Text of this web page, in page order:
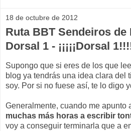
18 de octubre de 2012
Ruta BBT Sendeiros de
Dorsal 1 - ¡¡¡¡¡Dorsal
Supongo que si eres de los que
blog ya tendrás una idea clara del
soy. Por si no fuese así, te lo digo
Generalmente, cuando me apunto
muchas más horas a escribir
voy a conseguir terminarla que a